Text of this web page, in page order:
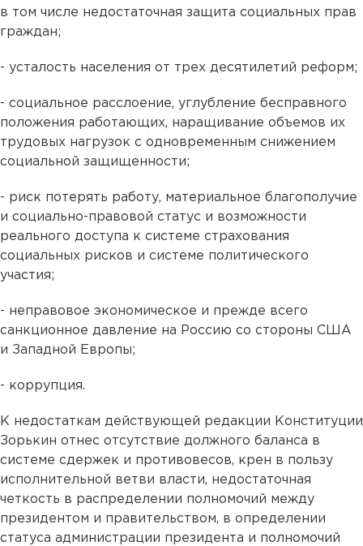
в том числе недостаточная защита социальных прав
граждан;
- усталость населения от трех десятилетий реформ;
- социальное расслоение, углубление бесправного
положения работающих, наращивание объемов их
трудовых нагрузок с одновременным снижением
социальной защищенности;
- риск потерять работу, материальное благополучие
и социально-правовой статус и возможности
реального доступа к системе страхования
социальных рисков и системе политического
участия;
- неправовое экономическое и прежде всего
санкционное давление на Россию со стороны США
и Западной Европы;
- коррупция.
К недостаткам действующей редакции Конституции
Зорькин отнес отсутствие должного баланса в
системе сдержек и противовесов, крен в пользу
исполнительной ветви власти, недостаточная
четкость в распределении полномочий между
президентом и правительством, в определении
статуса администрации президента и полномочий